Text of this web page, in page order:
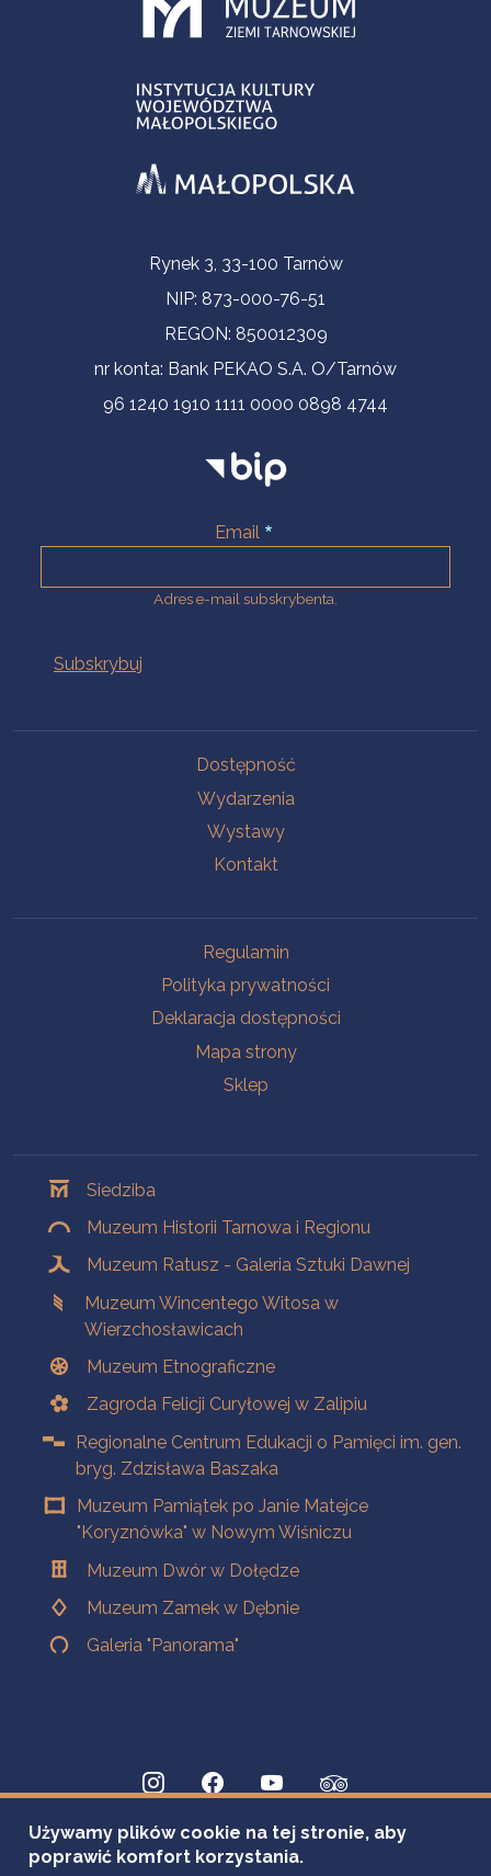
Informacje kontaktoweRynek 3, 33-100 Tarnów
NIP: 873-000-76-51
REGON: 850012309
nr konta: Bank PEKAO S.A. O/Tarnów
96 1240 1910 1111 0000 0898 4744
Email
Adres e-mail subskrybenta.
Dostępność
Wydarzenia
Wystawy
Kontakt
Regulamin
Polityka prywatności
Deklaracja dostępności
Mapa strony
Sklep
Siedziba
Muzeum Historii Tarnowa i Regionu
Muzeum Ratusz - Galeria Sztuki Dawnej
Muzeum Wincentego Witosa w
Wierzchosławicach
Muzeum Etnograficzne
Zagroda Felicji Curyłowej w Zalipiu
Regionalne Centrum Edukacji o Pamięci im. gen.
bryg. Zdzisława Baszaka
Muzeum Pamiątek po Janie Matejce
"Koryznówka" w Nowym Wiśniczu
Muzeum Dwór w Dołędze
Muzeum Zamek w Dębnie
Galeria "Panorama"
Używamy plików cookie na tej stronie, aby
poprawić komfort korzystania.